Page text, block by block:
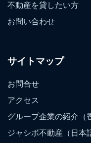
不動産を貸したい方
お問い合わせ
サイトマップ
お問合せ
アクセス
グループ企業の紹介（
ジャシボ不動産（日